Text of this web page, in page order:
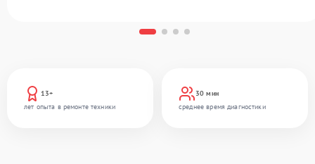
13+
лет опыта в ремонте техники
30 мин
среднее время диагностики